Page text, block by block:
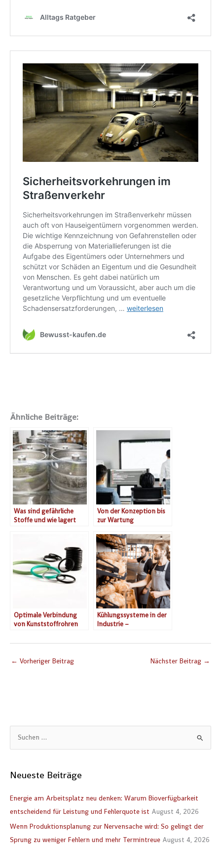
hNeueste Beiträge
Energie am Arbeitsplatz neu denken: Warum Bioverfügbarkeit
entscheidend für Leistung und Fehlerquote ist August 4, 2026
Wenn Produktionsplanung zur Nervensache wird: So gelingt der
Sprung zu weniger Fehlern und mehr Termintreue August 4, 2026
Ähnliche Beiträge:
Was sind gefährliche
Stoffe und wie lagert
Von der Konzeption bis
zur Wartung
Optimale Verbindung
von Kunststoffrohren
PTFE-Stützringen
Kühlungssysteme in der
Industrie –
Verwendung
← Vorheriger Beitrag Nächster Beitrag →